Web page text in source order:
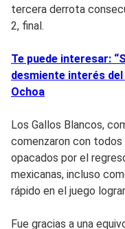
tercera derrota
2, final.
Te puede interesar:
desmiente interés
Ochoa
Los Gallos Blancos,
comenzaron con
opacados por el
mexicanas, incluso
rápido en el juego
Fue gracias a una